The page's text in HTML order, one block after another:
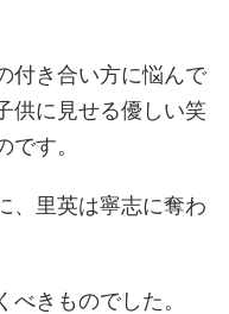
付き合い方に悩んで
供に見せる優しい笑
す。
、里英は寧志に奪わ
きものでした。